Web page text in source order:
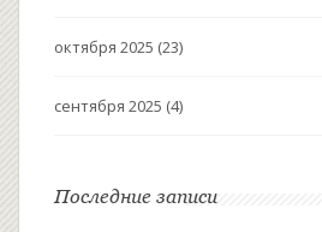
октября 2025 (23)
сентября 2025 (4)
Последние записи